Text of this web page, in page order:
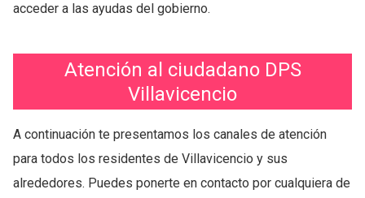
acceder a las ayudas del gobierno.
Atención al ciudadano DPS
Villavicencio
A continuación te presentamos los canales de atención
para todos los residentes de Villavicencio y sus
alrededores. Puedes ponerte en contacto por cualquiera de